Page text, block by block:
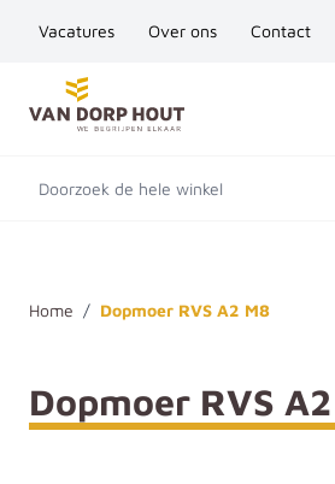
Vacatures Over ons Contact
Ga naar de inhoud
Doorzoek de hele winkel
Home / Dopmoer RVS A2 M8
Dopmoer RVS